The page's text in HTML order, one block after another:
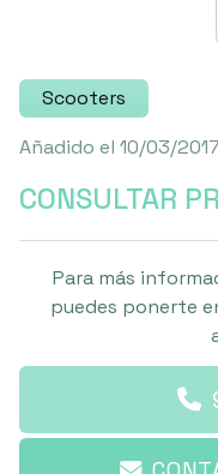
Scooters
Añadido el 10/03/2017
CONSULTAR
Para más
puedes ponerte